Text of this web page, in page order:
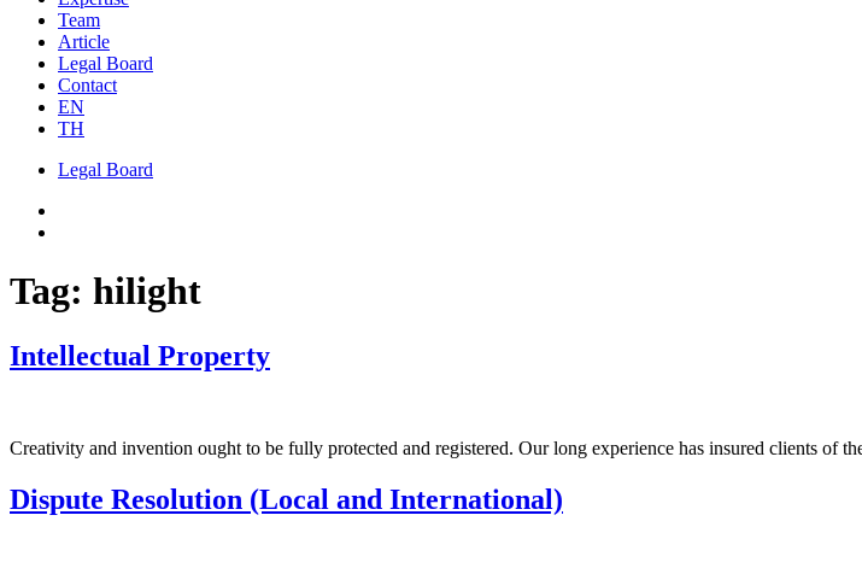
Team
Article
Legal Board
Contact
EN
TH
Legal Board
Tag: hilight
Intellectual Property
Creativity and invention ought to be fully protected and registered. Our long experience has insured clients of
Dispute Resolution (Local and International)